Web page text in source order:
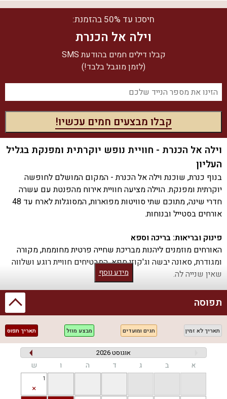
חיסכו עד 50% בהזמנת:
וילה אל הכנרת
קבלו דילים חמים בהודעת SMS
(לזמן מוגבל בלבד!)
וילה אל הכנרת - חוויית נופש יוקרתית ומפנקת בגליל
העליון
בנוף כנרת, שוכנת וילה אל הכנרת - המקום המושלם לחופשה
יוקרתית ומפנקת. הוילה מציעה חוויית אירוח מהפנטת עם עשרה
חדרי שינה, מתוכם שתי סוויטות מפוארות, המסוגלות לארח עד 48
אורחים בסטייל ובנוחות.
פינוק ובריאות: בריכה וספא
האורחים מוזמנים ליהנות מבריכת שחייה פרטית מחוממת, מקורה
ומגודרת, סאונה יבשה וג'קוזי ספא, המבטיחים חוויית רוגע ושלווה
שאין שנייה לה.
תענוגות קולינריים
המטבח החיצוני המאובזר מאפשר לכם להכין ארוחות מופלאות,
ואף ניתן גם להזמין ארוחות שף, חצי פנסיון או ארוחות כשרות
בתיאום מראש ובתוספת תשלום.
פרטיות והנאה
הוילה מציעה פרטיות מלאה עם חנייה פרטית לאורחים. המקום
מתאים לאירועים מיוחדים כמו חתונות, מסיבות רווקות ורווקים, ימי
הולדת וערבי חברה, כשהוא מעניק חווית אירוח בלתי נשכחת.
מידע נוסף
תפוסה
תאריך לא זמין חגים ומועדים מבצע מוזל תאריך תפוס
אוגוסט 2026
א ב ג ד ה ו ש
1